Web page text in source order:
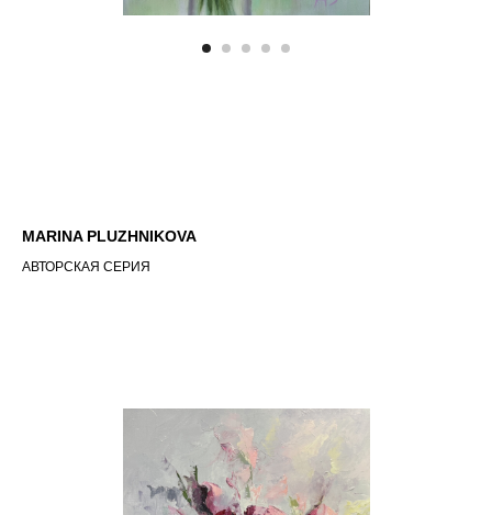
MARINA PLUZHNIKOVA
АВТОРСКАЯ СЕРИЯ